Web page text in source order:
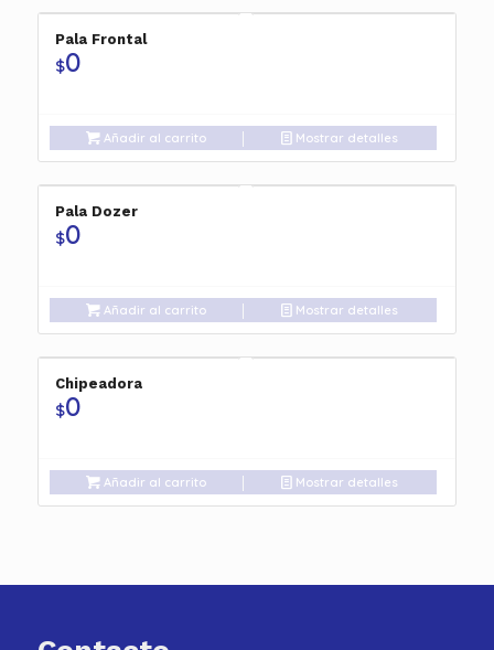
Pala Frontal
$0
Añadir al carrito Mostrar detalles
Pala Dozer
$0
Añadir al carrito Mostrar detalles
Chipeadora
$0
Añadir al carrito Mostrar detalles